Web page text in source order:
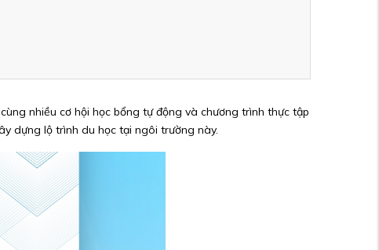
nhiều cơ hội học bổng tự động và chương trình thực tập
dựng lộ trình du học tại ngôi trường này.